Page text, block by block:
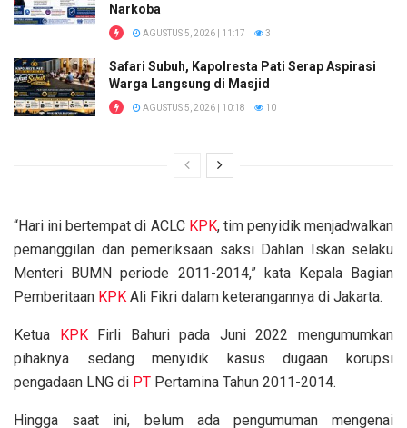
Narkoba
AGUSTUS 5, 2026 | 11:17 3
Safari Subuh, Kapolresta Pati Serap Aspirasi
Warga Langsung di Masjid
AGUSTUS 5, 2026 | 10:18 10
“Hari ini bertempat di ACLC KPK, tim penyidik menjadwalkan
pemanggilan dan pemeriksaan saksi Dahlan Iskan selaku
Menteri BUMN periode 2011-2014,” kata Kepala Bagian
Pemberitaan KPK Ali Fikri dalam keterangannya di Jakarta.
Ketua KPKFirli Bahuri pada Juni 2022 mengumumkan
pihaknya sedang menyidik kasus dugaan korupsi
pengadaan LNG di PT Pertamina Tahun 2011-2014.
Hingga saat ini, belum ada pengumuman mengenai